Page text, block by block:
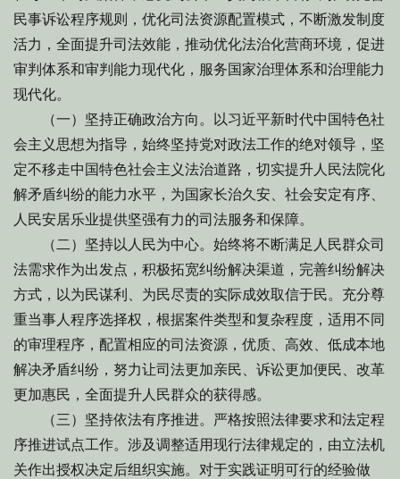
民事诉讼程序规则，优化司法资源配置模式，不断激发制度
活力，全面提升司法效能，推动优化法治化营商环境，促进
审判体系和审判能力现代化，服务国家治理体系和治理能力
现代化。
（一）坚持正确政治方向。以习近平新时代中国特色社
会主义思想为指导，始终坚持党对政法工作的绝对领导，坚
定不移走中国特色社会主义法治道路，切实提升人民法院化
解矛盾纠纷的能力水平，为国家长治久安、社会安定有序、
人民安居乐业提供坚强有力的司法服务和保障。
（二）坚持以人民为中心。始终将不断满足人民群众司
法需求作为出发点，积极拓宽纠纷解决渠道，完善纠纷解决
方式，以为民谋利、为民尽责的实际成效取信于民。充分尊
重当事人程序选择权，根据案件类型和复杂程度，适用不同
的审理程序，配置相应的司法资源，优质、高效、低成本地
解决矛盾纠纷，努力让司法更加亲民、诉讼更加便民、改革
更加惠民，全面提升人民群众的获得感。
（三）坚持依法有序推进。严格按照法律要求和法定程
序推进试点工作。涉及调整适用现行法律规定的，由立法机
关作出授权决定后组织实施。对于实践证明可行的经验做